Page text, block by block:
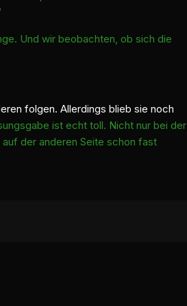
Und wir beobachten, ob sich die
folgen. Allerdings blieb sie noch
ist echt toll. Nicht nur bei der
der anderen Seite schon fast